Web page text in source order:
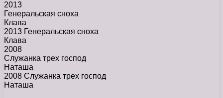
2013
Генеральская сноха
Клава
2013 Генеральская сноха
Клава
2008
Служанка трех господ
Наташа
2008 Служанка трех господ
Наташа